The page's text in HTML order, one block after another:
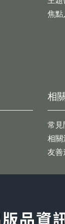
焦點
相
常見
相關
友善